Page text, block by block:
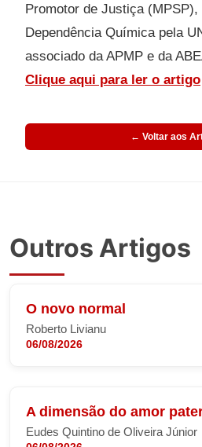
Promotor de Justiça
Dependência Química pela
associado da APMP e da
Clique aqui para ler o artigo
← Voltar aos
Outros Artigos
O novo normal
Roberto Livianu
06/08/2026
A dimensão do amor
Eudes Quintino de Oliveira Júnior